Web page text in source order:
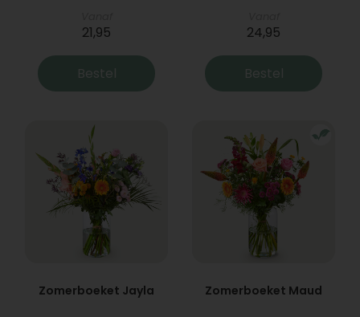
21,95
Bestel
24,95
Bestel
Zomerboeket Jayla Zomerboeket Maud